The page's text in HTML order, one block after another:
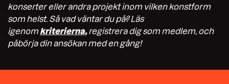
konserter eller andra projekt inom vilken konstform
som helst. Så vad väntar du på? Läs
igenomkriterierna,registrera dig som medlem, och
påbörja din ansökan med en gång!